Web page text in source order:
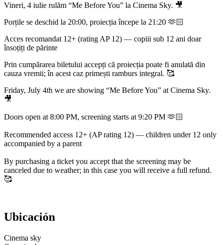
Vineri, 4 iulie rulăm “Me Before You” la Cinema Sky. 🎥
Porțile se deschid la 20:00, proiecția începe la 21:20 🫶🏻
Acces recomandat 12+ (rating AP 12) — copiii sub 12 ani doar
însoțiți de părinte
Prin cumpărarea biletului accepți că proiecția poate fi anulată din
cauza vremii; în acest caz primești ramburs integral. 🥰
Friday, July 4th we are showing “Me Before You” at Cinema Sky.
🎥
Doors open at 8:00 PM, screening starts at 9:20 PM 🫶🏻
Recommended access 12+ (AP rating 12) — children under 12 only
accompanied by a parent
By purchasing a ticket you accept that the screening may be
canceled due to weather; in this case you will receive a full refund.
🥰
Ubicación
Cinema sky